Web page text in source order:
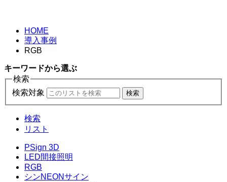
HOME
導入事例
RGB
キーワードから選ぶ
検索
検索対象
検索
検索
リスト
PSign 3D
LED間接照明
RGB
シンNEONサイン